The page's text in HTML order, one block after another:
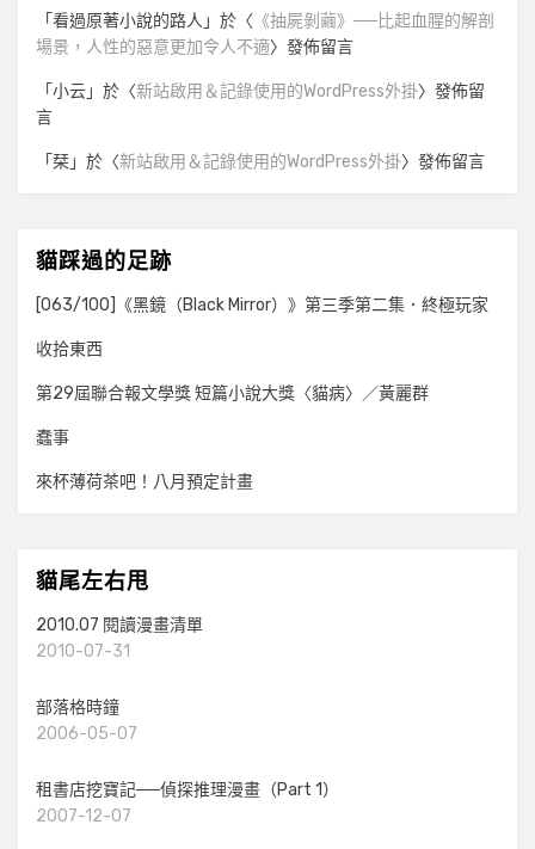
「看過原著小說的路人 」於〈 《抽屍剝繭》──比起血腥的解剖
場景，人性的惡意更加令人不適〉發佈留言
「小云」於〈新站啟用＆記錄使用的WordPress外掛〉發佈留
言
「栞」於〈新站啟用＆記錄使用的WordPress外掛〉發佈留言
貓踩過的足跡
[063/100]《黑鏡（Black Mirror）》第三季第二集．終極玩家
收拾東西
第29屆聯合報文學獎 短篇小說大獎〈貓病〉／黃麗群
蠢事
來杯薄荷茶吧！八月預定計畫
貓尾左右甩
2010.07 閱讀漫畫清單
2010-07-31
部落格時鐘
2006-05-07
租書店挖寶記──偵探推理漫畫（Part 1）
2007-12-07